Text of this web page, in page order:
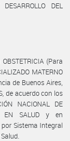
DEL
(Para
MATERNO
de Buenos Aires,
de acuerdo con los
NACIONAL DE
EN SALUD y en
Sistema Integral